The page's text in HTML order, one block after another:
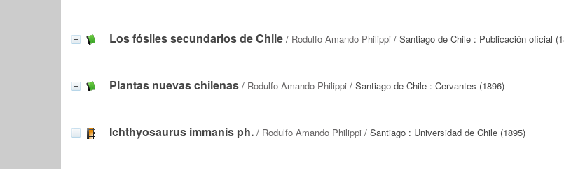
Los fósiles secundarios de Chile / Rodulfo Amando Philippi / Santiago de Chile : Publicación oficial
Plantas nuevas chilenas / Rodulfo Amando Philippi / Santiago de Chile : Cervantes (1896)
Ichthyosaurus immanis ph. / Rodulfo Amando Philippi / Santiago : Universidad de Chile (1895)